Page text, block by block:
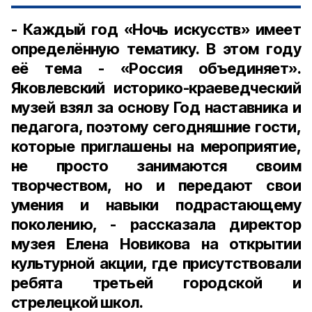
- Каждый год «Ночь искусств» имеет
определённую тематику. В этом году
её тема - «Россия объединяет».
Яковлевский историко-краеведческий
музей взял за основу Год наставника и
педагога, поэтому сегодняшние гости,
которые приглашены на мероприятие,
не просто занимаются своим
творчеством, но и передают свои
умения и навыки подрастающему
поколению, - рассказала директор
музея Елена Новикова на открытии
культурной акции, где присутствовали
ребята третьей городской и
стрелецкой школ.